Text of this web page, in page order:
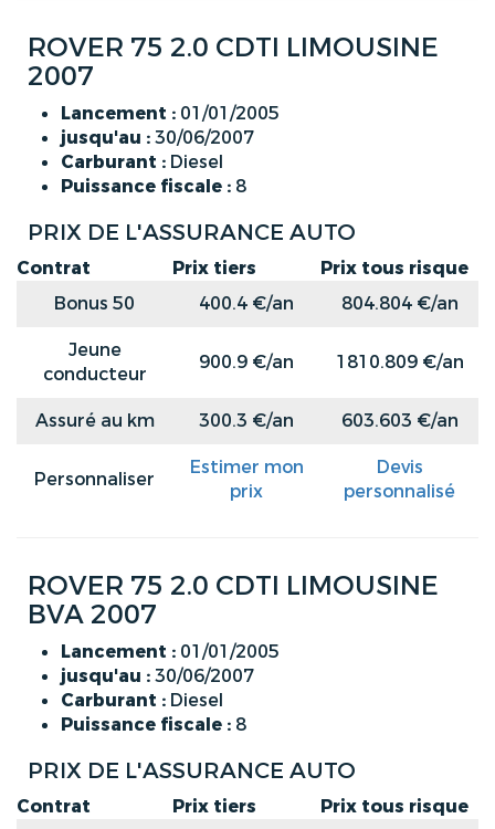
ROVER 75 2.0 CDTI LIMOUSINE
2007
Lancement : 01/01/2005
jusqu'au :30/06/2007
Carburant : Diesel
Puissance fiscale : 8
PRIX DE L'ASSURANCE AUTO
Contrat Prix tiers
Prix tous risque
Bonus 50
400.4 €/an
804.804 €/an
Jeune
conducteur
900.9 €/an 1810.809 €/an
Assuré au km 300.3 €/an 603.603 €/an
Personnaliser
Estimer mon
prix
Devis
personnalisé
ROVER 75 2.0 CDTI LIMOUSINE
BVA 2007
Lancement : 01/01/2005
jusqu'au :30/06/2007
Carburant : Diesel
Puissance fiscale : 8
PRIX DE L'ASSURANCE AUTO
Contrat Prix tiers
Prix tous risque